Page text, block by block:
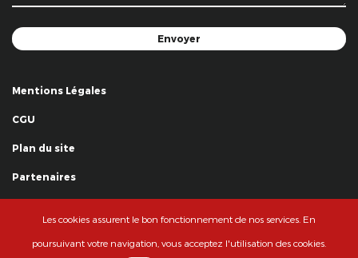
Mentions Légales
CGU
Plan du site
Partenaires
© La Grande Famille des Clowns - 2018
Les cookies assurent le bon fonctionnement de nos services. En
poursuivant votre navigation, vous acceptez l'utilisation des cookies.